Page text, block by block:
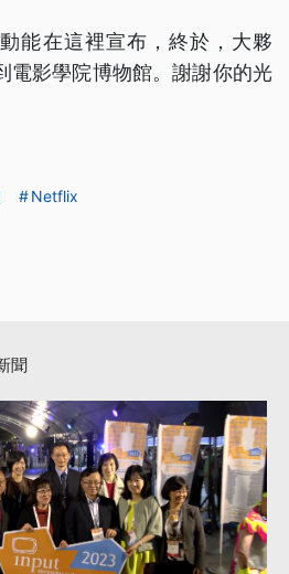
能在這裡宣布，終於，大夥
電影學院博物館。謝謝你的光
Netflix
聞